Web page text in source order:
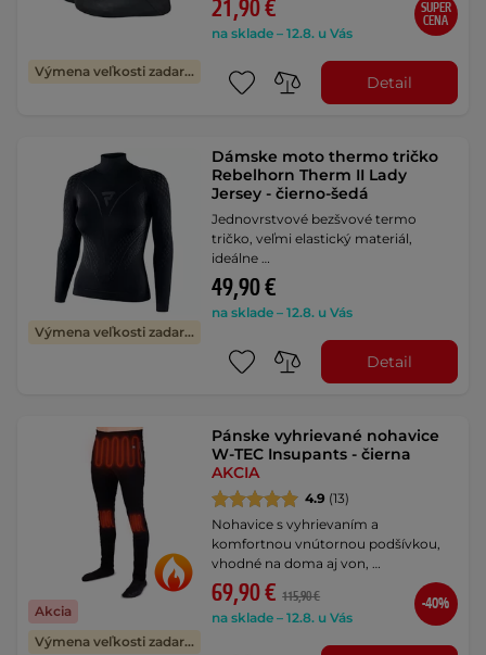
Výmena veľkosti zadarmo
21,90 €
na sklade – 12.8. u Vás
SUPER
CENA
Detail
Výmena veľkosti zadarmo
Dámske moto thermo tričko
Rebelhorn Therm II Lady
Jersey - čierno-šedá
Jednovrstvové bezšvové termo
tričko, veľmi elastický materiál,
ideálne …
49,90 €
na sklade – 12.8. u Vás
Detail
Akcia
Výmena veľkosti zadarmo
Pánske vyhrievané nohavice
W-TEC Insupants - čierna
AKCIA
4.9 (13)
Nohavice s vyhrievaním a
komfortnou vnútornou podšívkou,
vhodné na doma aj von, …
69,90 € 115,90 €
na sklade – 12.8. u Vás
-40%